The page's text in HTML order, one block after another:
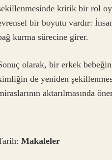
kritik bir rol
bir boyutu vardır:
kurma sürecine girer.
olarak, bir erkek
de yeniden
aktarılmasında
Makaleler